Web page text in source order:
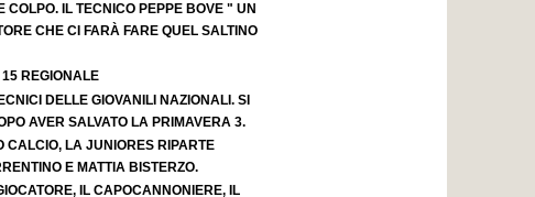
IL TECNICO PEPPE BOVE " UN
CHE CI FARÀ FARE QUEL SALTINO
REGIONALE
DELLE GIOVANILI NAZIONALI. SI
AVER SALVATO LA PRIMAVERA 3.
CALCIO, LA JUNIORES RIPARTE
E MATTIA BISTERZO.
IL CAPOCANNONIERE, IL